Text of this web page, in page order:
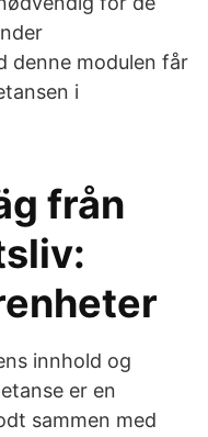
denne modulen får
i
från
innhold og
er en
sammen med